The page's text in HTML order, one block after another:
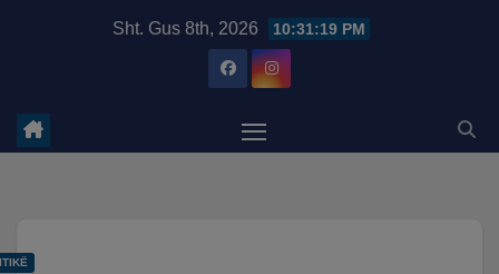
Sht. Gus 8th, 2026 10:31:20 PM